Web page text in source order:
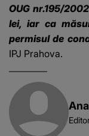
OUG nr.195/
lei, iar ca
permisul de
IPJ Prahova.